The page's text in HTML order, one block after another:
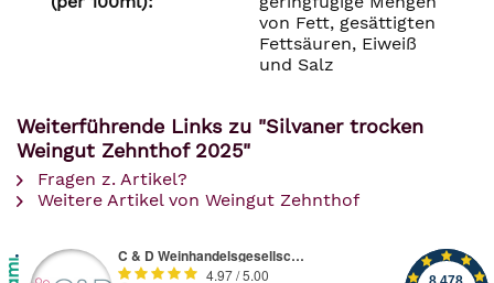
von Fett, gesättigten
Fettsäuren, Eiweiß
und Salz
Weiterführende Links zu "Silvaner trocken
Weingut Zehnthof 2025"
Fragen z. Artikel?
Weitere Artikel von Weingut Zehnthof